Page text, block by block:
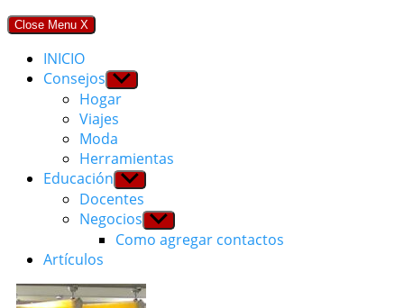
Close Menu X
INICIO
Consejos Show
sub
menu
Hogar
Viajes
Moda
Herramientas
Educación Show
sub
menu
Docentes
Negocios Show
sub
menu
Como agregar contactos
Artículos